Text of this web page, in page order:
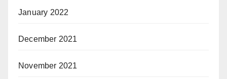
January 2022
December 2021
November 2021